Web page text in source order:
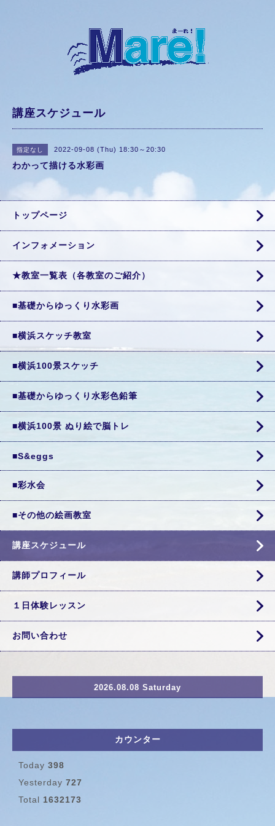
講座スケジュール
指定なし 2022-09-08 (Thu) 18:30～20:30
わかって描ける水彩画
トップページ
インフォメーション
★教室一覧表（各教室のご紹介）
■基礎からゆっくり水彩画
■横浜スケッチ教室
■横浜100景スケッチ
■基礎からゆっくり水彩色鉛筆
■横浜100景 ぬり絵で脳トレ
■S&eggs
■彩水会
■その他の絵画教室
講座スケジュール
講師プロフィール
１日体験レッスン
お問い合わせ
2026.08.08 Saturday
カウンター
Today 398
Yesterday 727
Total 1632173